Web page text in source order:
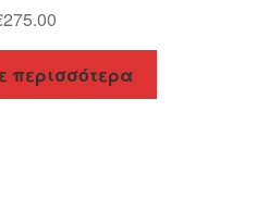
275.00
περισσότερα